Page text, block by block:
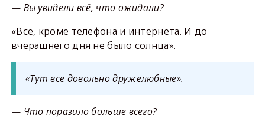
— Вы увидели всё, что ожидали?
«Всё, кроме телефона и интернета. И до
вчерашнего дня не было солнца».
«Тут все довольно дружелюбные».
— Что поразило больше всего?